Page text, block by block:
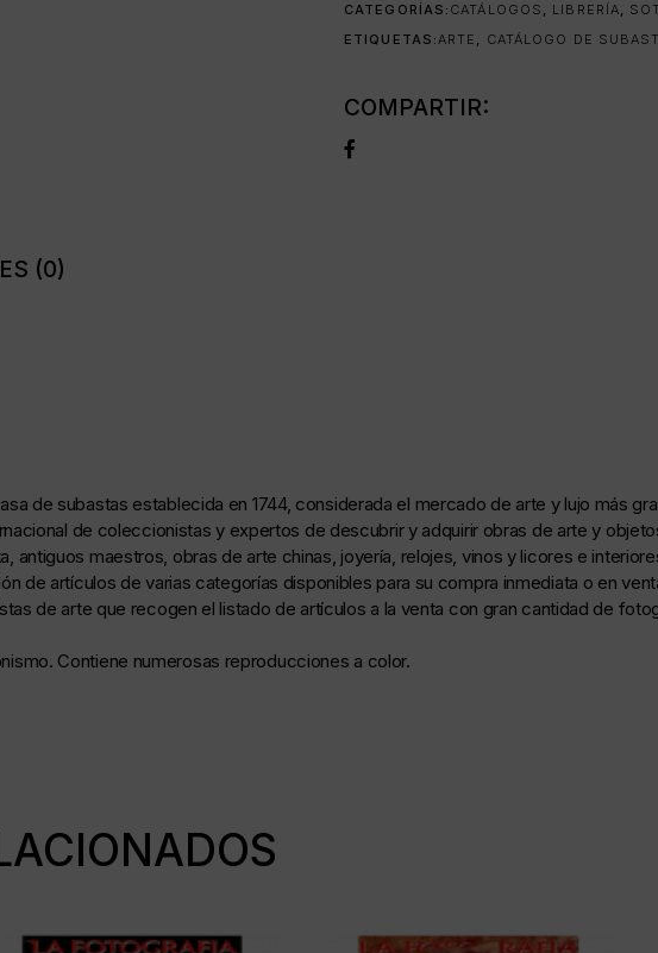
CATEGORÍAS: CATÁLOGOS , LIBRERÍA,
ETIQUETAS:ARTE , CATÁLOGO DE
COMPARTIR:
(0)
de subastas establecida en 1744, considerada el mercado de arte y lujo más
de coleccionistas y expertos de descubrir y adquirir obras de arte y
antiguos maestros, obras de arte chinas, joyería, relojes, vinos y licores e
de artículos de varias categorías disponibles para su compra inmediata o en
de arte que recogen el listado de artículos a la venta con gran cantidad de
Contiene numerosas reproducciones a color.